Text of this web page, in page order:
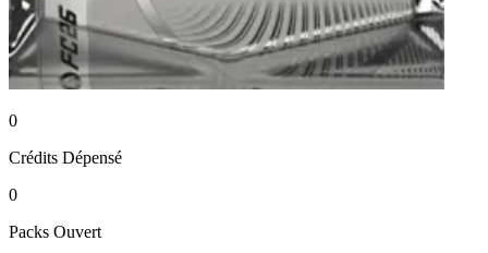
0
Crédits Dépensé
0
Packs Ouvert